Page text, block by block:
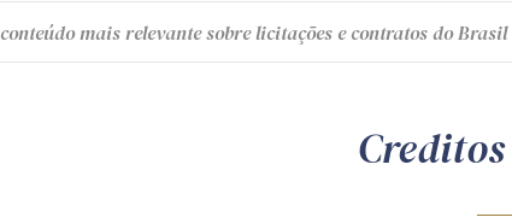
conteúdomais relevante sobre licitações e contratos do Brasil